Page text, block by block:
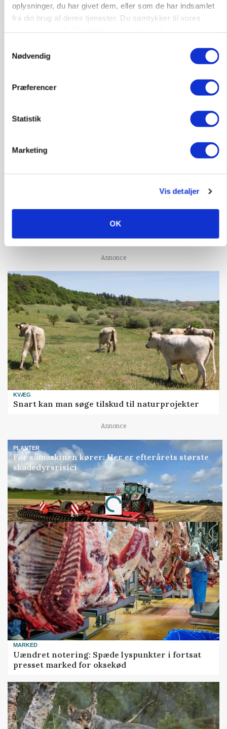
oplysninger, du har givet dem, eller som de har indsamlet
fra din brug af deres tjenester. Du samtykker til vores
Nødvendig
Præferencer
Statistik
Marketing
Vis detaljer
OK
store besparelser
Annonce
protestgruppe vil demonstrere mod ny
Annonce
KVÆG
Snart kan man søge tilskud til naturprojekter
Annonce
PLANTER
Før såmaskinen kører: Her er efterårets største
skadedyrsrisici
Annonce
Loading...
MARKED
Uændret notering: Spæde lyspunkter i fortsat
presset marked for oksekød